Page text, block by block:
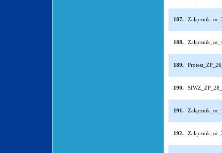
187.
188.
189.
190.
191.
192.